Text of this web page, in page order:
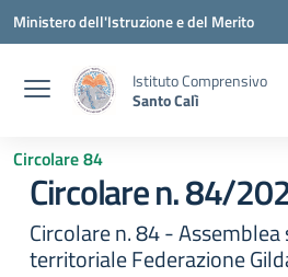
Vai ai contenuti
Vai al menu di navigazione
Vai al footer
Ministero dell'Istruzione e del Merito
Istituto Comprensivo
Santo Calì
Circolare 84
Circolare n. 84/
Circolare n. 84 -
territoriale Federazione